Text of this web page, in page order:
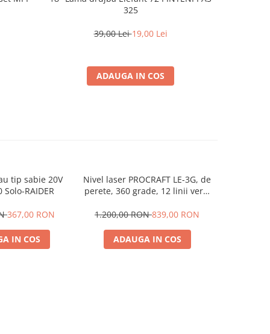
325
39,00 Lei19,00 Lei
ADAUGA IN COS
tip sabie 20V
Solo-RAIDER
367,00 RON
IN COS
Nivel laser PROCRAFT LE-3G, de
perete, 360 grade, 12 linii verzi
1.200,00 RON839,00 RON
ADAUGA IN COS